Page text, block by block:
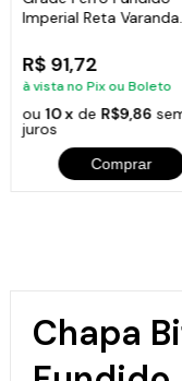
Imperial Reta Varanda
R$ 91,72
à vista no Pix ou Boleto
ou10 x de R$9,86
juros
Comprar
Chapa